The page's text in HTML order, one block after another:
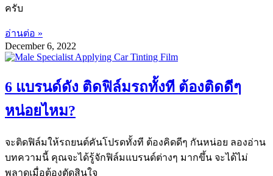
ครับ
อ่านต่อ »
December 6, 2022
6 แบรนด์ดัง ติดฟิล์มรถทั้งที ต้องติดดีๆ
หน่อยไหม?
จะติดฟิล์มให้รถยนต์คันโปรดทั้งที ต้องคิดดีๆ กันหน่อย ลองอ่าน
บทความนี้ คุณจะได้รู้จักฟิล์มแบรนด์ต่างๆ มากขึ้น จะได้ไม่
พลาดเมื่อต้องตัดสินใจ